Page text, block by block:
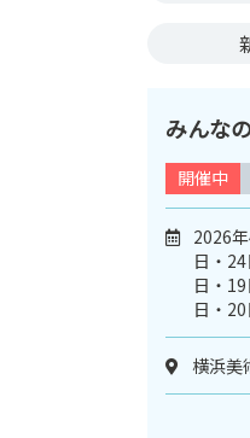
みんな
開催中
2026
日・
日・
日・
横浜美